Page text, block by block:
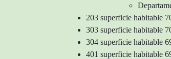
203 superficie habitable
303 superficie habitable
304 superficie habitable
401 superficie habitable